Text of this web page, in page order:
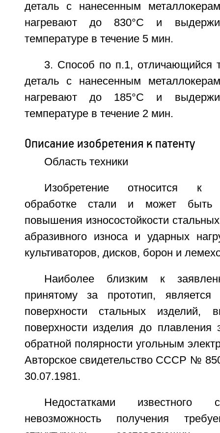
деталь с нанесенным
нагревают до 830°С и
температуре в течение 5 мин.
3. Способ по п.1, отличающийся
деталь с нанесенным
нагревают до 185°С и
температуре в течение 2 мин.
Описание изобретения к патенту
Область техники
Изобретение относится к
обработке стали и может быть
повышения износостойкости
абразивного износа и ударных
культиваторов, дисков, борон и
Наиболее близким к
принятому за прототип, является
поверхности стальных изделий,
поверхности изделия до плавления
обратной полярности угольным
Авторское свидетельство СССР №
30.07.1981.
Недостатками известного
невозможность получения